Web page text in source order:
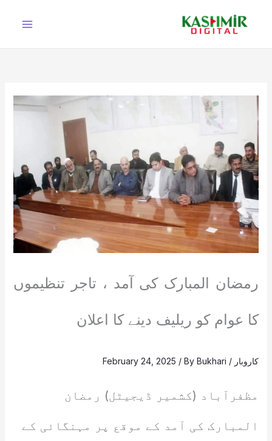
رمضان المبارک کی آمد ، تاجر تنظیموں
کا عوام کو ریلیف دینے کا اعلان
کاروبار /
February 24, 2025 / ByBukhari
مظفرآباد (کشمیر ڈیجیٹل) رمضان
المبارک کی آمد کے موقع پر مہنگائی کے